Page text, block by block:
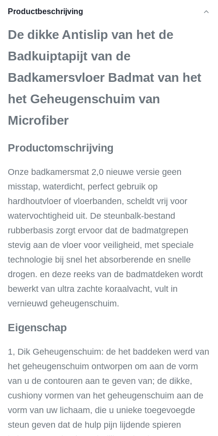
Productbeschrijving
De dikke Antislip van het de
Badkuiptapijt van de
Badkamersvloer Badmat van het
het Geheugenschuim van
Microfiber
Productomschrijving
Onze badkamersmat 2,0 nieuwe versie geen
misstap, waterdicht, perfect gebruik op
hardhoutvloer of vloerbanden, scheldt vrij voor
watervochtigheid uit. De steunbalk-bestand
rubberbasis zorgt ervoor dat de badmatgrepen
stevig aan de vloer voor veiligheid, met speciale
technologie bij snel het absorberende en snelle
drogen. en deze reeks van de badmatdeken wordt
bewerkt van ultra zachte koraalvacht, vult in
vernieuwd geheugenschuim.
Eigenschap
1, Dik Geheugenschuim: de het baddeken werd van
het geheugenschuim ontworpen om aan de vorm
van u de contouren aan te geven van; de dikke,
cushiony vormen van het geheugenschuim aan de
vorm van uw lichaam, die u unieke toegevoegde
steun geven dat de hulp pijn lijdende spieren